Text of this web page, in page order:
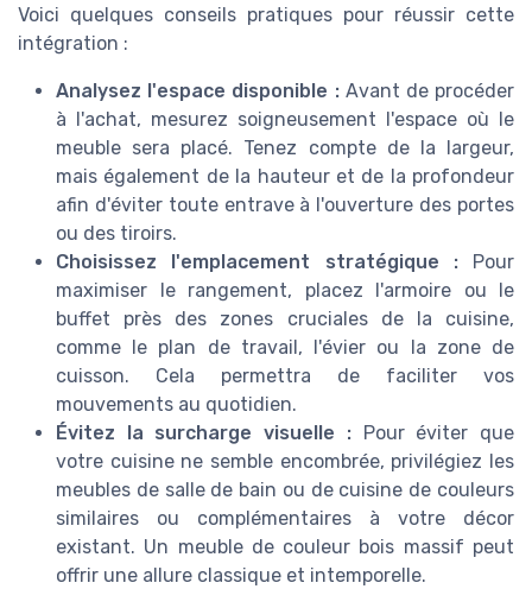
Voici quelques conseils pratiques pour réussir cette
intégration :
Analysez l'espace disponible :Avant de procéder
à l'achat, mesurez soigneusement l'espace où le
meuble sera placé. Tenez compte de la largeur,
mais également de la hauteur et de la profondeur
afin d'éviter toute entrave à l'ouverture des portes
ou des tiroirs.
Choisissez l'emplacement stratégique :Pour
maximiser le rangement, placez l'armoire ou le
buffet près des zones cruciales de la cuisine,
comme le plan de travail, l'évier ou la zone de
cuisson. Cela permettra de faciliter vos
mouvements au quotidien.
Évitez la surcharge visuelle :Pour éviter que
votre cuisine ne semble encombrée, privilégiez les
meubles de salle de bain ou de cuisine de couleurs
similaires ou complémentaires à votre décor
existant. Un meuble de couleur bois massif peut
offrir une allure classique et intemporelle.